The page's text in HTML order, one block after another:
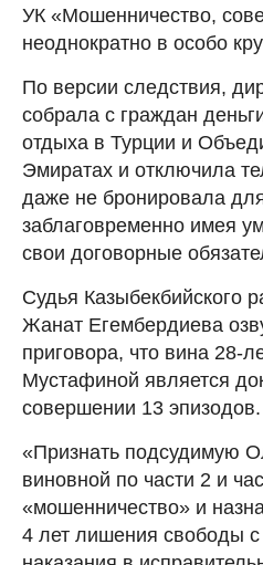
УК «Мошенничество,
неоднократно в особо
По версии следствия,
собрала с граждан
отдыха в Турции и
Эмиратах и отключила
даже не бронировала
заблаговременно имея
свои договорные
Судья Казыбекбийского
Жанат Егембердиева
приговора, что вина 28-
Мустафиной является
совершении 13 эпизодов.
«Признать подсудимую
виновной по части 2 и
«мошенничество» и
4 лет лишения свободы